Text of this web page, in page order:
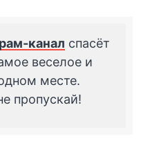
канал спасёт
веселое и
месте.
пропускай!